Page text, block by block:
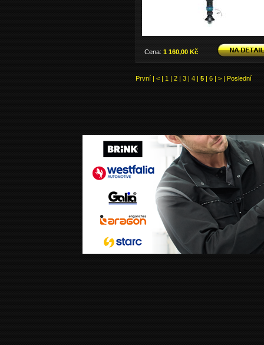
Cena: 1 160,00 Kč
První | < | 1 | 2 | 3 | 4 | 5 | 6 | > | Poslední